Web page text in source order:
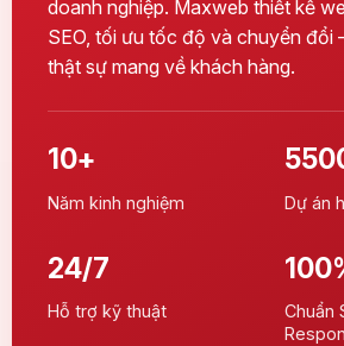
doanh nghiệp. Maxweb thiết kế
SEO, tối ưu tốc độ và chuyển
thật sự mang về khách hàng.
10+
Năm kinh nghiệm Dự án
24/7
Hỗ trợ kỹ thuật
Chuẩn